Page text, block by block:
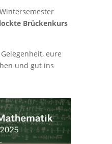
Brückenkurs
eure
und gut ins